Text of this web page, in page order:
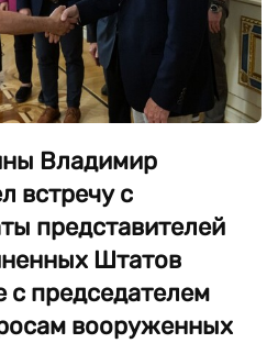
Владимир
встречу с
представителей
Штатов
с председателем
вооруженных